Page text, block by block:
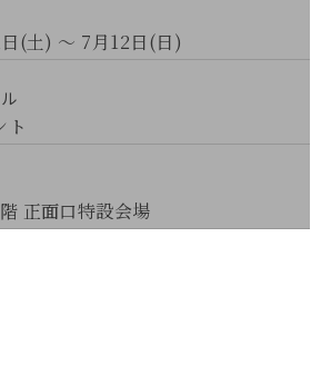
(土) ～ 7月12日(日)
ト
正面口特設会場